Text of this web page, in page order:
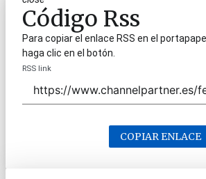
Código Rss
Para copiar el enlace RSS en el
haga clic en el botón.
RSS link
COPIAR ENLACE